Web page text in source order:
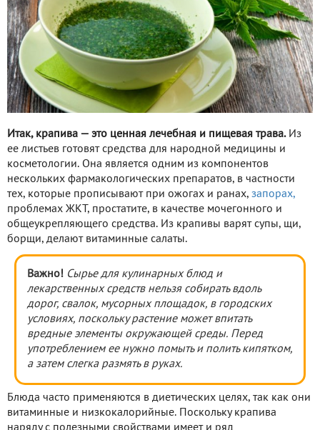
Итак, крапива — это ценная лечебная и пищевая трава.Из
ее листьев готовят средства для народной медицины и
косметологии. Она является одним из компонентов
нескольких фармакологических препаратов, в частности
тех, которые прописывают при ожогах и ранах, запорах,
проблемах ЖКТ, простатите, в качестве мочегонного и
общеукрепляющего средства. Из крапивы варят супы, щи,
борщи, делают витаминные салаты.
Важно! Сырье для кулинарных блюд и
лекарственных средств нельзя собирать вдоль
дорог, свалок, мусорных площадок, в городских
условиях, поскольку растение может впитать
вредные элементы окружающей среды. Перед
употреблением ее нужно помыть и полить кипятком,
а затем слегка размять в руках.
Блюда часто применяются в диетических целях, так как они
витаминные и низкокалорийные. Поскольку крапива
наряду с полезными свойствами имеет и ряд